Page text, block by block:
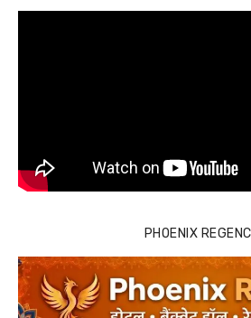
PHOENIX